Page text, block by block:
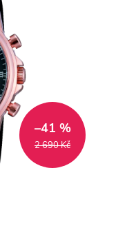
2 690 Kč
–41 %